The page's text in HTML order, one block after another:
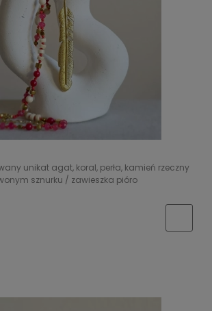
unikat agat, koral, perła, kamień rzeczny
sznurku / zawieszka pióro